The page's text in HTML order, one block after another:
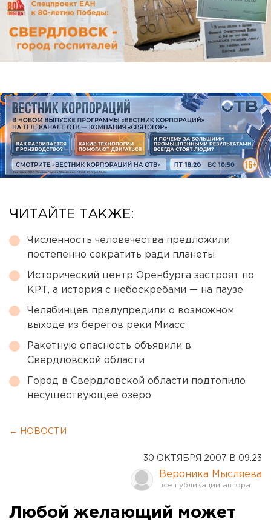
ЧИТАЙТЕ ТАКЖЕ:
Численность человечества предложили
постепенно сократить ради планеты
Исторический центр Оренбурга застроят по
КРТ, а история с небоскребами — на паузе
Челябинцев предупредили о возможном
выходе из берегов реки Миасс
Ракетную опасность объявили в
Свердловской области
Город в Свердловской области подтопило
несуществующее озеро
← НОВОСТИ
30 ОКТЯБРЯ 2007 В 09:23
Вероника Мысляева
Любой желающий может